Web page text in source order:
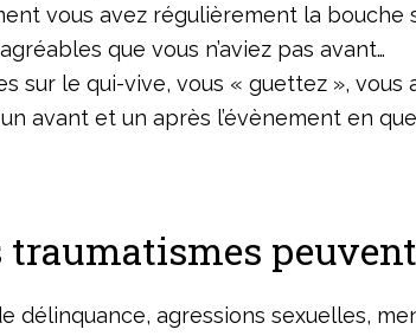
vous avez régulièrement la
que vous n’aviez pas avant…
sur le qui-vive, vous « guettez »,
avant et un après l’évènement en
traumatismes
délinquance, agressions sexuelles,